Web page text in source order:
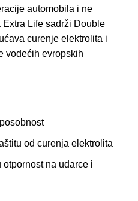
automobila i ne
Life sadrži Double
curenje elektrolita i
vodećih evropskih
od curenja elektrolita
na udarce i